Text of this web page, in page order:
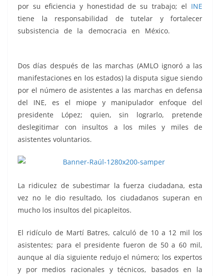
por su eficiencia y honestidad de su trabajo; el INE
tiene la responsabilidad de tutelar y fortalecer
subsistencia de la democracia en México.
Dos días después de las marchas (AMLO ignoró a las
manifestaciones en los estados) la disputa sigue siendo
por el número de asistentes a las marchas en defensa
del INE, es el miope y manipulador enfoque del
presidente López; quien, sin lograrlo, pretende
deslegitimar con insultos a los miles y miles de
asistentes voluntarios.
La ridiculez de subestimar la fuerza ciudadana, esta
vez no le dio resultado, los ciudadanos superan en
mucho los insultos del picapleitos.
El ridículo de Martí Batres, calculó de 10 a 12 mil los
asistentes; para el presidente fueron de 50 a 60 mil,
aunque al día siguiente redujo el número; los expertos
y por medios racionales y técnicos, basados en la